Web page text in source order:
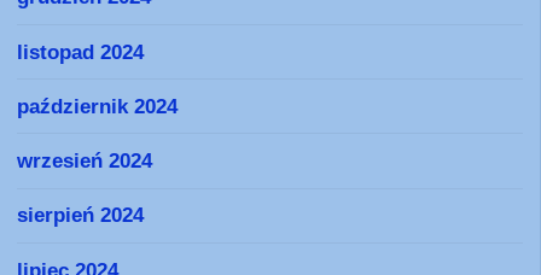
listopad 2024
październik 2024
wrzesień 2024
sierpień 2024
lipiec 2024